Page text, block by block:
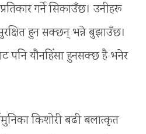
गर्ने सिकाउँछ। उनीहरू
हुन सक्छन् भन्ने बुझाउँछ।
यौनहिंसा हुनसक्छ है भनेर
किशोरी बढी बलात्कृत